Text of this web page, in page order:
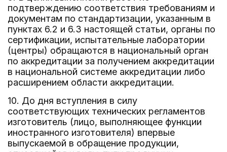
подтверждению соответствия требованиям и
документам по стандартизации, указанным в
пунктах 6.2 и 6.3 настоящей статьи, органы по
сертификации, испытательные лаборатории
(центры) обращаются в национальный орган
по аккредитации за получением аккредитации
в национальной системе аккредитации либо
расширением области аккредитации.
10. До дня вступления в силу
соответствующих технических регламентов
изготовитель (лицо, выполняющее функции
иностранного изготовителя) впервые
выпускаемой в обращение продукции,